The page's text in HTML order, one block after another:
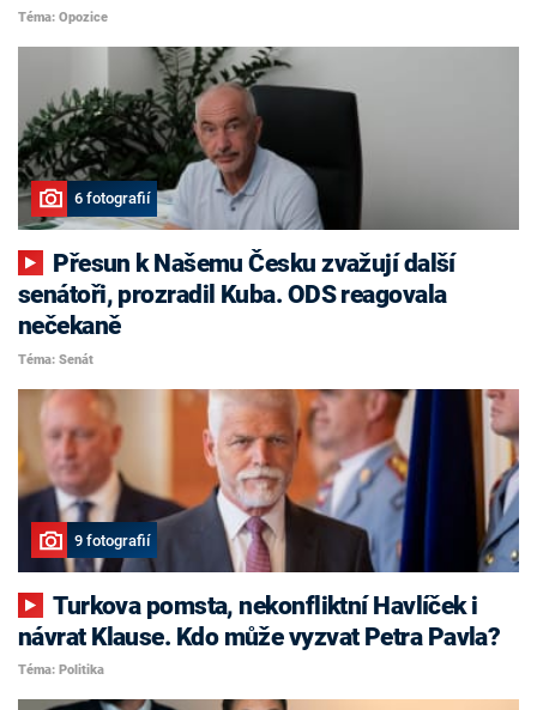
Téma: Opozice
6 fotografií
senátoři, prozradil Kuba. ODS reagovala
nečekaně
Téma: Senát
9 fotografií
Turkova pomsta, nekonfliktní Havlíček i
návrat Klause. Kdo může vyzvat Petra Pavla?
Téma: Politika